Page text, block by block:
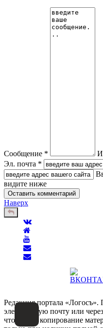
Сообщение *
Эл. почта *
видите ниже
Наверх
Редакция портала «Логосъ».
электронную почту или
что любое копирование